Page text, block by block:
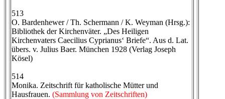
513
O. Bardenhewer / Th. Schermann / K. Weyman (Hrsg.):
Bibliothek der Kirchenväter. „Des Heiligen
Kirchenvaters Caecilius Cyprianus‘ Briefe“. Aus d. Lat.
übers. v. Julius Baer. München 1928 (Verlag Joseph
Kösel)
514
Monika. Zeitschrift für katholische Mütter und
Hausfrauen. (Sammlung von Zeitschriften)